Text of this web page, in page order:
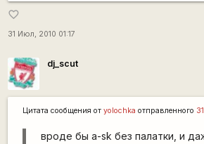
favorite_border
31 Июл, 2010 01:17
dj_scut
Цитата сообщения от yolochka отправленного
вроде бы a-sk без палатки, и